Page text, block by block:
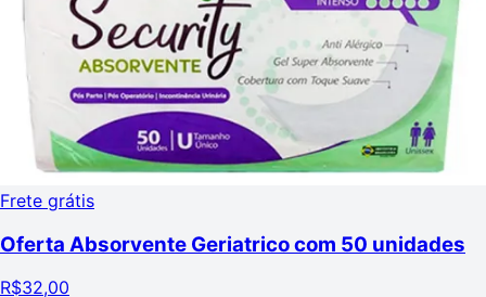
Frete grátis
Oferta Absorvente Geriatrico com 50 unidades
R$32,00